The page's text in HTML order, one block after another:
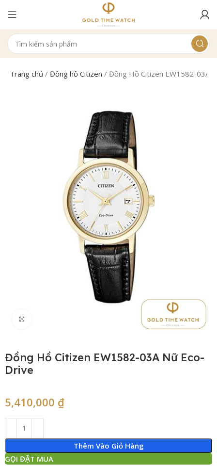
Trang chủ /Đồng hồ Citizen /Đồng Hồ Citizen EW1582-03A
Đồng Hồ Citizen EW1582-03A Nữ Eco-
Drive
5,410,000 ₫
Thêm Vào Giỏ Hàng
GỌI ĐẶT MUA